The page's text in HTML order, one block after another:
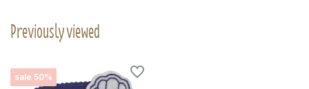
Previously viewed
sale 50%